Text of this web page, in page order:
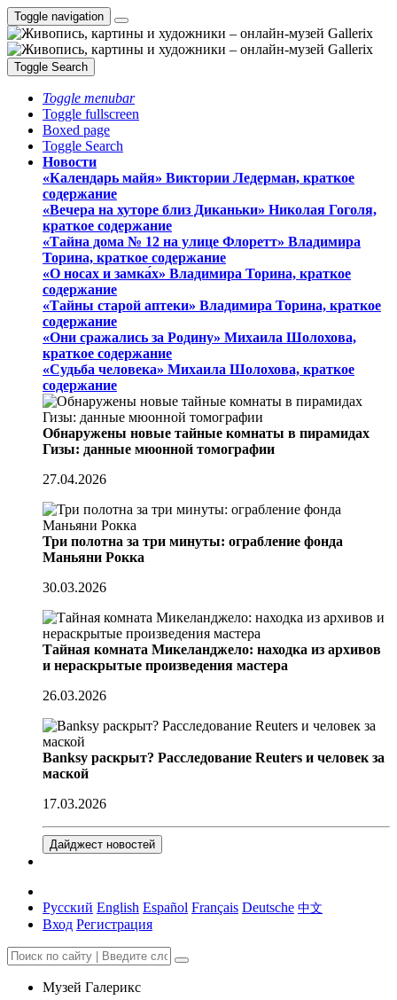
Toggle navigation
Toggle Search
Toggle menubar
Toggle fullscreen
Boxed page
Toggle Search
Новости
«Календарь майя» Виктории Ледерман, краткое
содержание
«Вечера на хуторе близ Диканьки» Николая Гоголя,
краткое содержание
«Тайна дома № 12 на улице Флоретт» Владимира
Торина, краткое содержание
«О носах и замка́х» Владимира Торина, краткое
содержание
«Тайны старой аптеки» Владимира Торина, краткое
содержание
«Они сражались за Родину» Михаила Шолохова,
краткое содержание
«Судьба человека» Михаила Шолохова, краткое
содержание
Обнаружены новые тайные комнаты в пирамидах
Гизы: данные мюонной томографии
27.04.2026
Три полотна за три минуты: ограбление фонда
Маньяни Рокка
30.03.2026
Тайная комната Микеланджело: находка из архивов
и нераскрытые произведения мастера
26.03.2026
Banksy раскрыт? Расследование Reuters и человек за
маской
17.03.2026
Дайджест новостей
Русский English Español Français Deutsche 中文
Вход Регистрация
Музей Галерикс